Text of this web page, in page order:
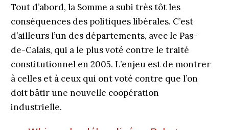
Tout d’abord, la Somme a subi très tôt les
conséquences des politiques libérales. C’est
d’ailleurs l’un des départements, avec le Pas-
de-Calais, qui a le plus voté contre le traité
constitutionnel en 2005. L’enjeu est de montrer
à celles et à ceux qui ont voté contre que l’on
doit bâtir une nouvelle coopération
industrielle.